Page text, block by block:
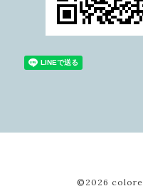
©2026 colore